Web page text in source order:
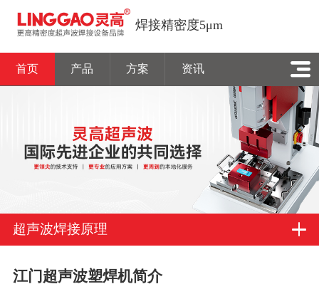
焊接精密度5μm
首页 产品 方案 资讯
超声波焊接原理
江门超声波塑焊机简介